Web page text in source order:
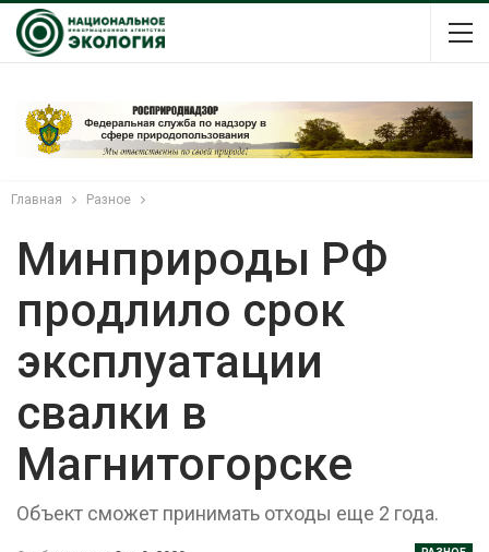
Главная Разное
Минприроды РФ
продлило срок
эксплуатации
свалки в
Магнитогорске
Объект сможет принимать отходы еще 2 года.